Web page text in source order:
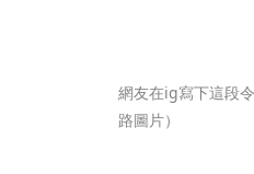
網友在ig寫下這段
路圖片）